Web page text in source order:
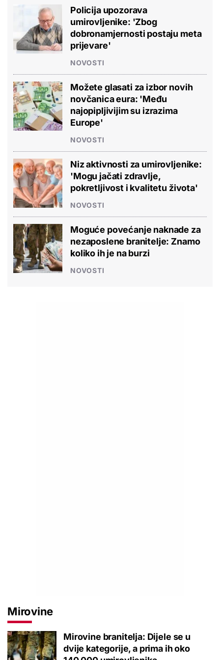
Policija upozorava
umirovljenike: 'Zbog
dobronamjernosti postaju meta
prijevare'
NOVOSTI
Možete glasati za izbor novih
novčanica eura: 'Među
najopipljivijim su izrazima
Europe'
NOVOSTI
Niz aktivnosti za umirovljenike:
'Mogu jačati zdravlje,
pokretljivost i kvalitetu života'
NOVOSTI
Moguće povećanje naknade za
nezaposlene branitelje: Znamo
koliko ih je na burzi
NOVOSTI
Mirovine
Mirovine branitelja: Dijele se u
dvije kategorije, a prima ih oko